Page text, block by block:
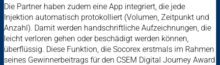
Die Partner haben zudem eine App integriert, die jede
Injektion automatisch protokolliert (Volumen, Zeitpunkt und
Anzahl). Damit werden handschriftliche Aufzeichnungen, die
leicht verloren gehen oder beschädigt werden können,
überflüssig. Diese Funktion, die Socorex erstmals im Rahmen
seines Gewinnerbeitrags für den CSEM Digital Journey Award